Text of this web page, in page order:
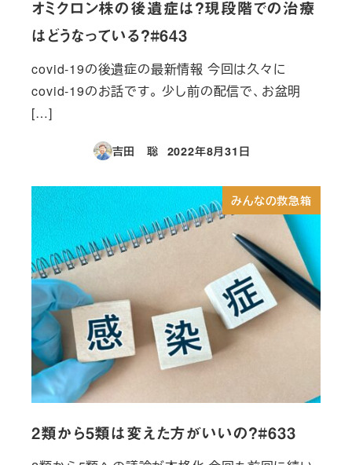
オミクロン株の後遺症は？現段階での治療
はどうなっている？#643
covid-19の後遺症の最新情報 今回は久々に
covid-19のお話です。 少し前の配信で、お盆明
[…]
吉田 聡
投稿日
2022年8月31日
みんなの救急箱
2類から5類は変えた方がいいの？#633